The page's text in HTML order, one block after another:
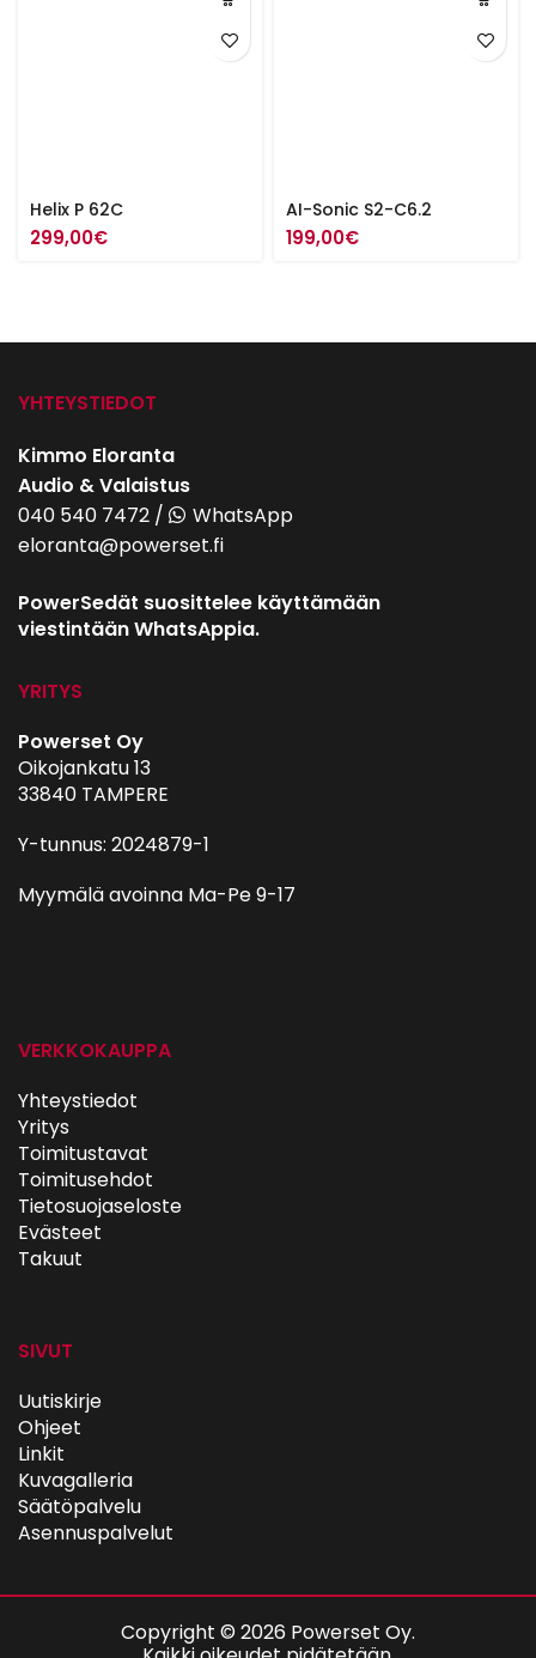
Helix P 62C
299,00€
AI-Sonic S2-C6.2
199,00€
YHTEYSTIEDOT
Kimmo Eloranta
Audio & Valaistus
040 540 7472 /
WhatsApp
eloranta@powerset.fi
PowerSedät suosittelee käyttämään
viestintään WhatsAppia.
YRITYS
Powerset Oy
Oikojankatu 13
33840 TAMPERE
Y-tunnus: 2024879-1
Myymälä avoinna Ma-Pe 9-17
VERKKOKAUPPA
Yhteystiedot
Yritys
Toimitustavat
Toimitusehdot
Tietosuojaseloste
Evästeet
Takuut
SIVUT
Uutiskirje
Ohjeet
Linkit
Kuvagalleria
Säätöpalvelu
Asennuspalvelut
Copyright © 2026 Powerset Oy.